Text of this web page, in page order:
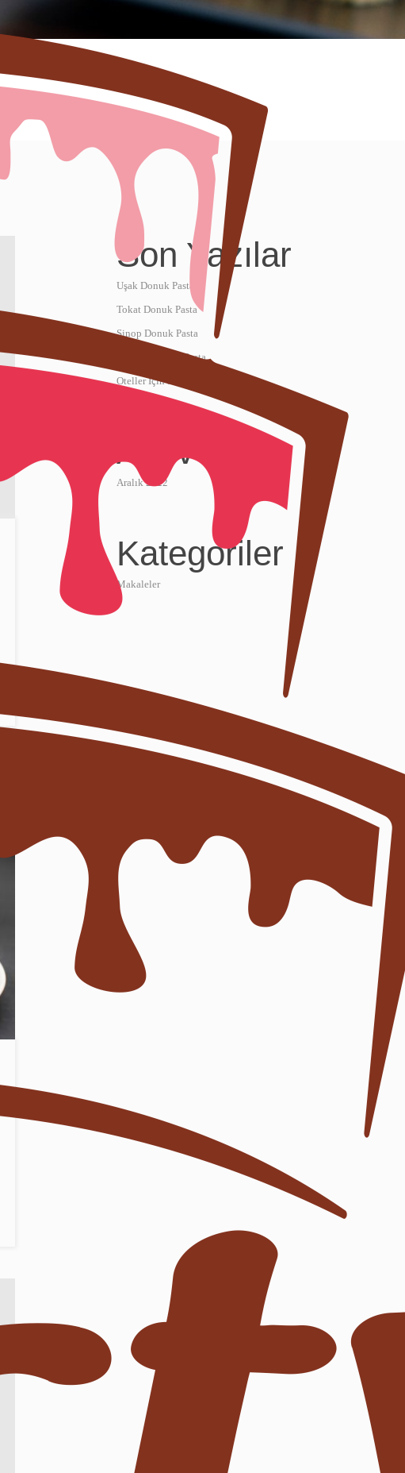
Son Yazılar
Uşak Donuk Pasta
Tokat Donuk Pasta
Sinop Donuk Pasta
Samsun Donuk Pasta
Oteller İçin Donuk Pasta
Arşiv
Aralık 2022
Kategoriler
Makaleler